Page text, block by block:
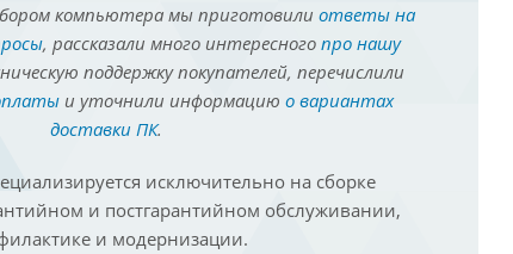
компьютера мы приготовили ответы на
, рассказали много интересного про нашу
поддержку покупателей, перечислили
и уточнили информацию о вариантах
доставки ПК.
исключительно на сборке
и постгарантийном обслуживании,
и модернизации.